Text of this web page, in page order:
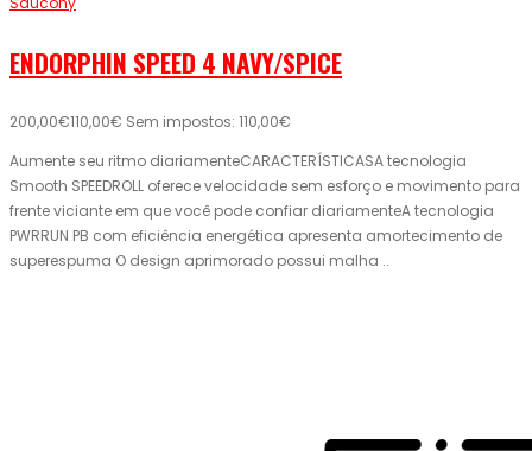
ENDORPHIN SPEED 4 NAVY/SPICE
200,00€110,00€ Sem impostos: 110,00€
Aumente seu ritmo diariamenteCARACTERÍSTICASA tecnologia
Smooth SPEEDROLL oferece velocidade sem esforço e movimento para
frente viciante em que você pode confiar diariamenteA tecnologia
PWRRUN PB com eficiência energética apresenta amortecimento de
superespuma O design aprimorado possui malha ..